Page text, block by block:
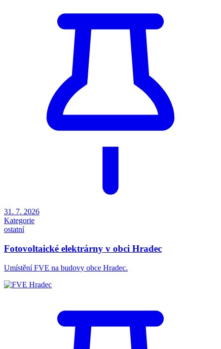
31. 7. 2026
Kategorie
ostatní
Fotovoltaické elektrárny v obci Hradec
Umístění FVE na budovy obce Hradec.